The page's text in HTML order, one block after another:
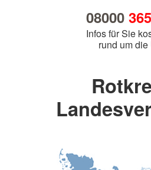
08000 365
Infos für Sie
rund um die